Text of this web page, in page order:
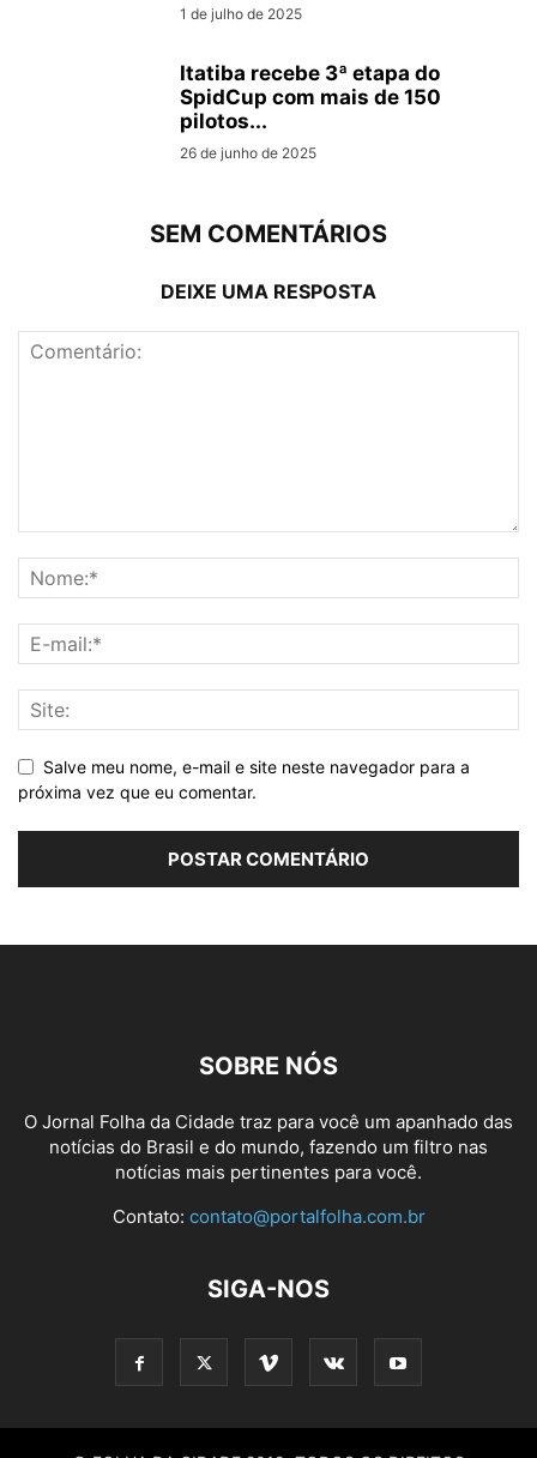
1 de julho de 2025
Itatiba recebe 3ª etapa do
SpidCup com mais de 150
pilotos...
26 de junho de 2025
SEM COMENTÁRIOS
DEIXE UMA RESPOSTA
Salve meu nome, e-mail e site neste navegador para a
próxima vez que eu comentar.
SOBRE NÓS
O Jornal Folha da Cidade traz para você um apanhado das
notícias do Brasil e do mundo, fazendo um filtro nas
notícias mais pertinentes para você.
Contato: contato@portalfolha.com.br
SIGA-NOS